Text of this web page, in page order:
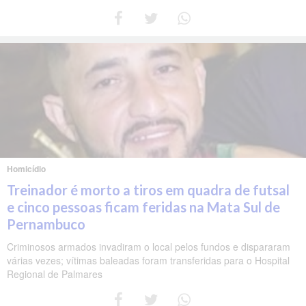
Homicídio
Treinador é morto a tiros em quadra de futsal
e cinco pessoas ficam feridas na Mata Sul de
Pernambuco
Criminosos armados invadiram o local pelos fundos e dispararam
várias vezes; vítimas baleadas foram transferidas para o Hospital
Regional de Palmares